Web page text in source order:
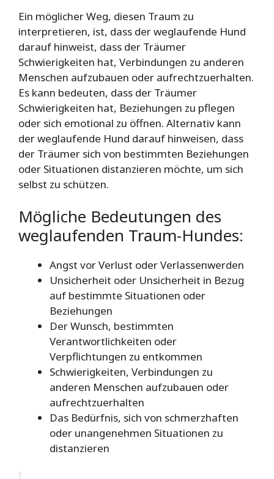
Ein möglicher Weg, diesen Traum zu
interpretieren, ist, dass der weglaufende Hund
darauf hinweist, dass der Träumer
Schwierigkeiten hat, Verbindungen zu anderen
Menschen aufzubauen oder aufrechtzuerhalten.
Es kann bedeuten, dass der Träumer
Schwierigkeiten hat, Beziehungen zu pflegen
oder sich emotional zu öffnen. Alternativ kann
der weglaufende Hund darauf hinweisen, dass
der Träumer sich von bestimmten Beziehungen
oder Situationen distanzieren möchte, um sich
selbst zu schützen.
Mögliche Bedeutungen des
weglaufenden Traum-Hundes:
Angst vor Verlust oder Verlassenwerden
Unsicherheit oder Unsicherheit in Bezug
auf bestimmte Situationen oder
Beziehungen
Der Wunsch, bestimmten
Verantwortlichkeiten oder
Verpflichtungen zu entkommen
Schwierigkeiten, Verbindungen zu
anderen Menschen aufzubauen oder
aufrechtzuerhalten
Das Bedürfnis, sich von schmerzhaften
oder unangenehmen Situationen zu
distanzieren